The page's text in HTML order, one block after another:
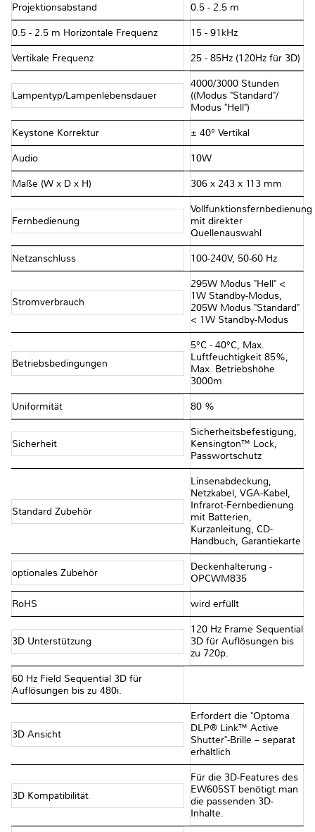
Projektionsabstand 0.5 - 2.5 m
0.5 - 2.5 m Horizontale Frequenz 15 - 91kHz
Vertikale Frequenz 25 - 85Hz (120Hz für 3D)
Lampentyp/Lampenlebensdauer
4000/3000 Stunden
((Modus "Standard"/
Modus "Hell")
Keystone Korrektur ± 40° Vertikal
Audio 10W
Maße (W x D x H) 306 x 243 x 113 mm
Fernbedienung
Vollfunktionsfernbedienung
mit direkter
Quellenauswahl
Netzanschluss 100-240V, 50-60 Hz
Stromverbrauch
295W Modus "Hell" <
1W Standby-Modus,
205W Modus "Standard"
< 1W Standby-Modus
Betriebsbedingungen
5°C - 40°C, Max.
Luftfeuchtigkeit 85%,
Max. Betriebshöhe
3000m
Uniformität 80 %
Sicherheit
Sicherheitsbefestigung,
Kensington™ Lock,
Passwortschutz
Standard Zubehör
Linsenabdeckung,
Netzkabel, VGA-Kabel,
Infrarot-Fernbedienung
mit Batterien,
Kurzanleitung, CD-
Handbuch, Garantiekarte
optionales Zubehör
Deckenhalterung -
OPCWM835
RoHS wird erfüllt
3D Unterstützung
120 Hz Frame Sequential
3D für Auflösungen bis
zu 720p.
60 Hz Field Sequential 3D für
Auflösungen bis zu 480i.
3D Ansicht
Erfordert die "Optoma
DLP® Link™ Active
Shutter"-Brille – separat
erhältlich
3D Kompatibilität
Für die 3D-Features des
EW605ST benötigt man
die passenden 3D-
Inhalte.